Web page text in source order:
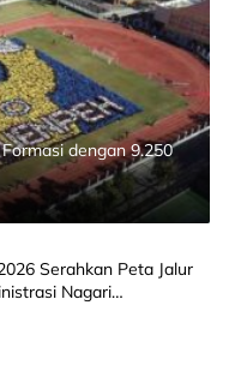
dengan 9.250
Serahkan Peta Jalur
Nagari